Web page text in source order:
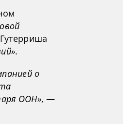
.
о
ООН», —